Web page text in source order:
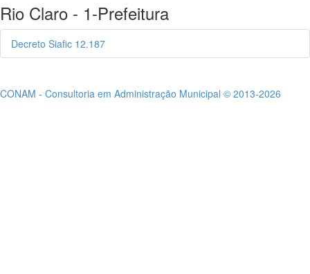
Rio Claro - 1-Prefeitura
Decreto Siafic 12.187
CONAM - Consultoria em Administração Municipal © 2013-2026